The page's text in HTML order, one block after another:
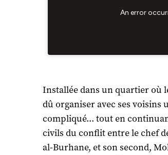
Installée dans un quartier où
dû organiser avec ses
compliqué... tout en
civils du conflit entre le chef
al-Burhane, et son second,